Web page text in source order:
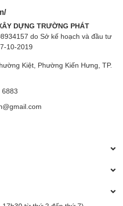
DỰNG TRƯỜNG PHÁT
do Sở kế hoạch và đầu tư
10-2019
Kiệt, Phường Kiến Hưng, TP.
6883